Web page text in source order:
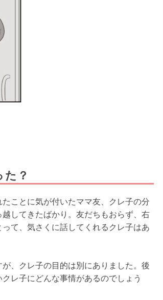
？
ことに気が付いたママ友、クレ子の分
してきたばかり。友だちもおらず、右
て、気さくに話してくれるクレ子はあ
、クレ子の目的は別にありました。後
レ子にどんな事情があるのでしょう